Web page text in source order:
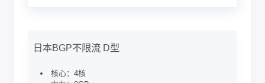
日本BGP不限流 D型
核心：4核